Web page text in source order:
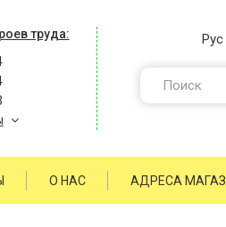
труда:
Рус
О НАС АДРЕСА